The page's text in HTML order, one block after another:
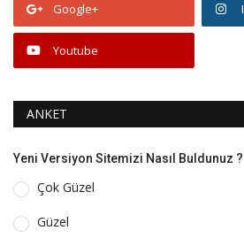
Google+
Youtube
ANKET
Yeni Versiyon Sitemizi Nasıl Buldunuz ?
Çok Güzel
Güzel